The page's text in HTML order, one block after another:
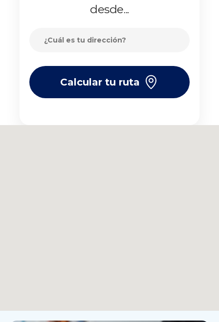
desde...
Calcular tu ruta